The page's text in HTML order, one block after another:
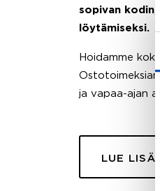
sopivan kodin,
löytämiseksi.
Hoidamme
ja vapaa-ajan
LUE LISÄÄ